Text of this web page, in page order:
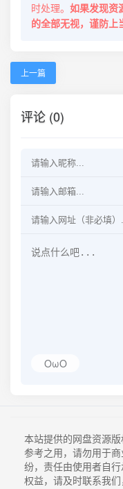
时处理。 如果发现资
的全部无视，谨防上
上一篇
评论 (0)
OωO
本站提供的网盘资源
参考之用，请勿用于
纷，责任由使用者自
权益，请及时联系我们